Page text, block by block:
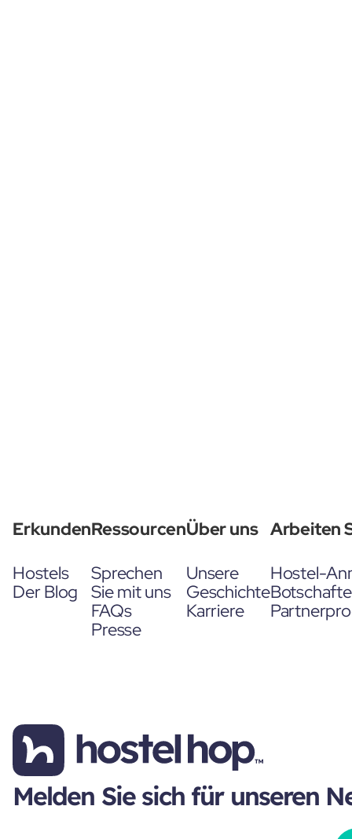
Erkunden
Hostels
Der Blog
Ressourcen
Sprechen
Sie mit uns
FAQs
Presse
Über uns
Unsere
Geschichte
Karriere
Arbeiten
Hostel-
Melden Sie sich für unseren